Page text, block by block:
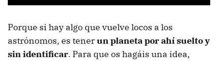
Porque si hay algo que vuelve locos a los
astrónomos, es tenerun planeta por ahí suelto y
sin identificar. Para que os hagáis una idea,